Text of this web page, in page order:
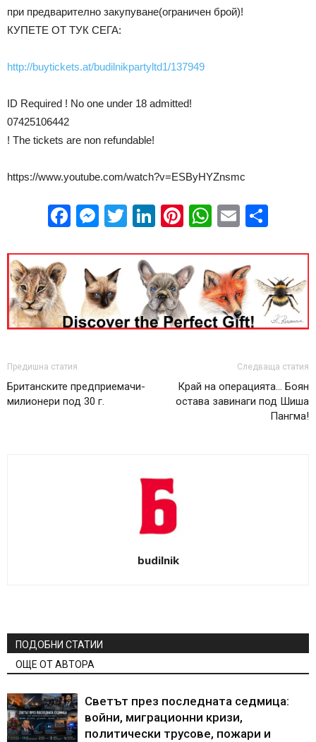
при предварително закупуване(ограничен брой)!
КУПЕТЕ ОТ ТУК СЕГА:
http://buytickets.at/budilnikpartyltd1/137949
ID Required ! No one under 18 admitted!
07425106442
! The tickets are non refundable!
https://www.youtube.com/watch?v=ESByHYZnsmc
Facebook
Messenger
Twitter
LinkedIn
Pinterest
WhatsApp
Email
Предишна статия
Британските предприемачи-
милионери под 30 г.
Следваща статия
Край на операцията… Боян
остава завинаги под Шиша
Пангма!
budilnik
ПОДОБНИ СТАТИИ
ОЩЕ ОТ АВТОРА
Светът през последната седмица:
войни, миграционни кризи,
политически трусове, пожари и